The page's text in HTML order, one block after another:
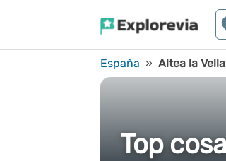
España » Altea la Vella
Top